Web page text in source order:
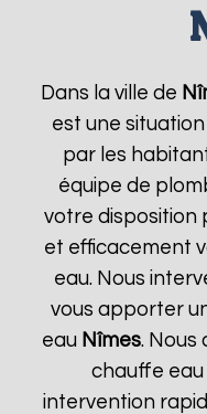
Dans la ville de
est une
par les
équipe de
votre disposition
et efficacement
eau. Nous
vous apporter
eau Nîmes. Nous
chauffe eau
intervention